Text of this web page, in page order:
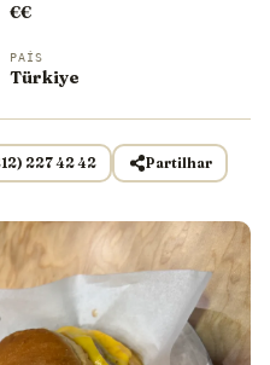
€€
PAÍS
Türkiye
227 42 42 Partilhar